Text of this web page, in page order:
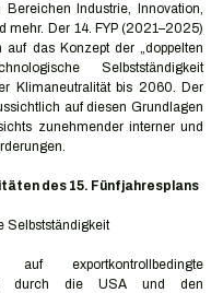
Industrie, Innovation,
mehr. Der 14. FYP (2021–2025)
auf das Konzept der „doppelten
Selbstständigkeit
Klimaneutralität bis 2060. Der
auf diesen Grundlagen
zunehmender interner und
des 15. Fünfjahresplans
Selbstständigkeit
exportkontrollbedingte
durch die USA und den